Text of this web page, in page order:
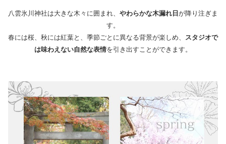
八雲氷川神社は大きな木々に囲まれ、 やわらかな木漏れ日が降り注ぎま
す。
春には桜、秋には紅葉と、季節ごとに異なる背景が楽しめ、 スタジオで
は味わえない自然な表情を引き出すことができます。